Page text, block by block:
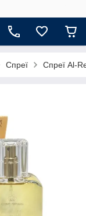
Спреї Спреї Al-